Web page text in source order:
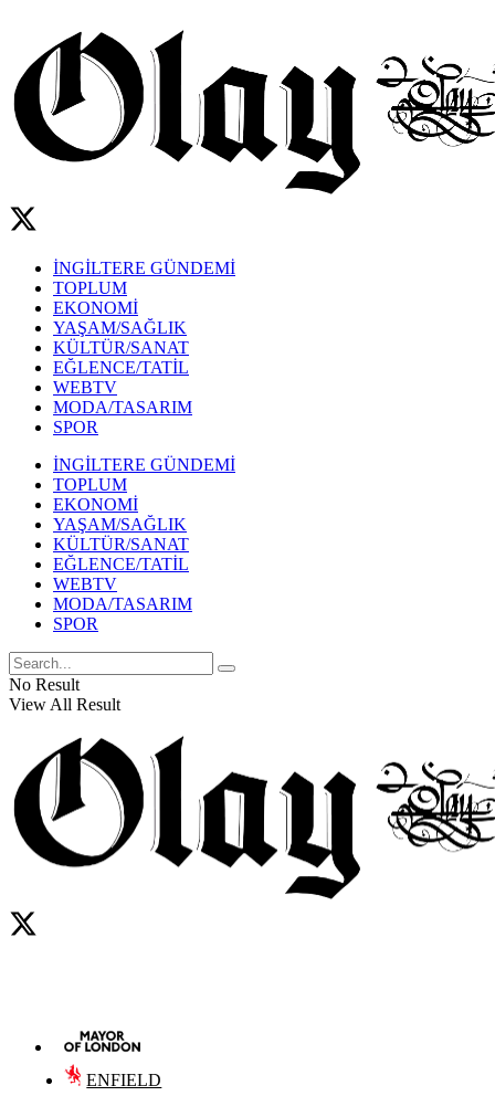
İNGİLTERE GÜNDEMİ
TOPLUM
EKONOMİ
YAŞAM/SAĞLIK
KÜLTÜR/SANAT
EĞLENCE/TATİL
WEBTV
MODA/TASARIM
SPOR
İNGİLTERE GÜNDEMİ
TOPLUM
EKONOMİ
YAŞAM/SAĞLIK
KÜLTÜR/SANAT
EĞLENCE/TATİL
WEBTV
MODA/TASARIM
SPOR
No Result
View All Result
ENFIELD